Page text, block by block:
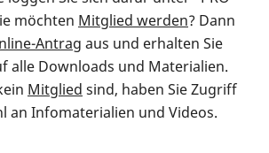
möchten Mitglied werden? Dann
Antrag aus und erhalten Sie
alle Downloads und Materialien.
Mitglied sind, haben Sie Zugriff
an Infomaterialien und Videos.